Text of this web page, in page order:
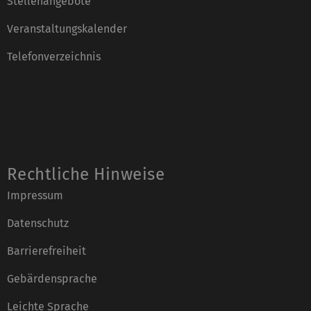
Veranstaltungskalender
Telefonverzeichnis
Rechtliche Hinweise
Impressum
Datenschutz
Barrierefreiheit
Gebärdensprache
Leichte Sprache